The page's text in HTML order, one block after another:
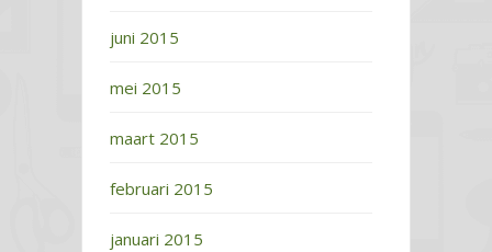
juni 2015
mei 2015
maart 2015
februari 2015
januari 2015